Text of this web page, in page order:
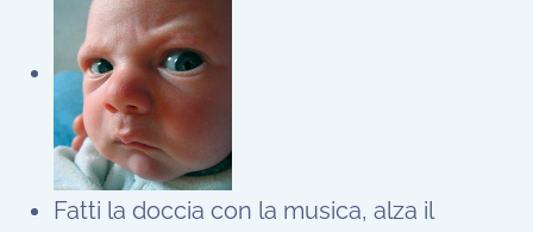
Fatti la doccia con la musica, alza il